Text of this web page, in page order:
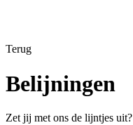
Terug
Belijningen
Zet jij met ons de lijntjes uit?